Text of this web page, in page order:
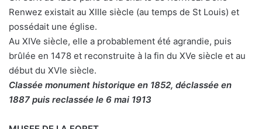
Renwez existait au XIIIe siècle (au temps de St Louis) et
possédait une église.
Au XIVe siècle, elle a probablement été agrandie, puis
brûlée en 1478 et reconstruite à la fin du XVe siècle et au
début du XVIe siècle.
Classée monument historique en 1852, déclassée en
1887 puis reclassée le 6 mai 1913